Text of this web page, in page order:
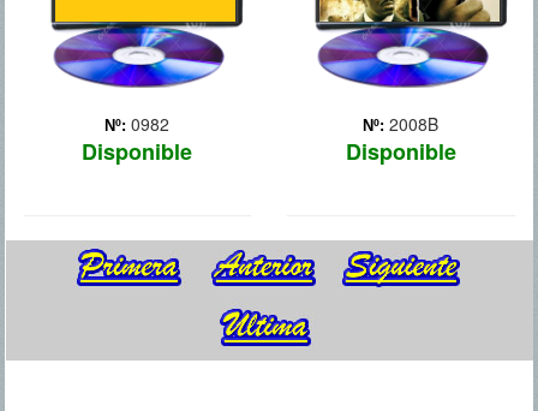
Nº: 0982
Disponible
Nº: 2008B
Disponible